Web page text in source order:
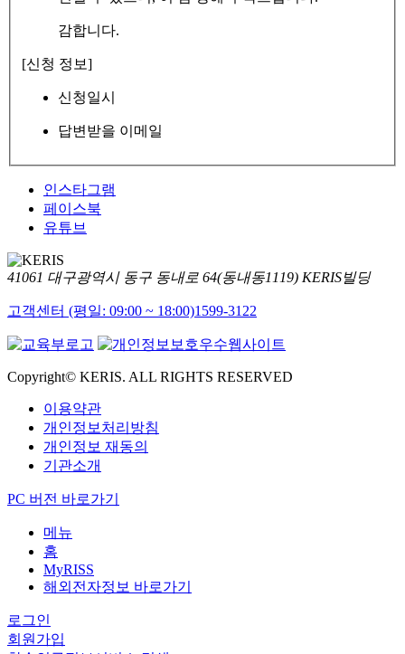
감합니다.
[신청 정보]
신청일시
답변받을 이메일
인스타그램
페이스북
유튜브
41061 대구광역시 동구 동내로 64(동내동1119) KERIS빌딩
고객센터 (평일: 09:00 ~ 18:00)1599-3122
Copyright© KERIS. ALL RIGHTS RESERVED
이용약관
개인정보처리방침
개인정보 재동의
기관소개
PC 버전 바로가기
메뉴
홈
MyRISS
해외전자정보 바로가기
로그인
회원가입